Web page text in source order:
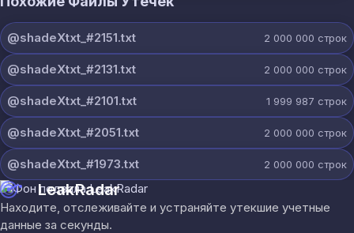
@shadeXtxt_#2151.txt 2 000 000 строк
@shadeXtxt_#2131.txt 2 000 000 строк
@shadeXtxt_#2101.txt 1 999 987 строк
@shadeXtxt_#2051.txt 2 000 000 строк
@shadeXtxt_#1973.txt 2 000 000 строк
LeakRadar
Находите, отслеживайте и устраняйте утекшие учетные
данные за секунды.